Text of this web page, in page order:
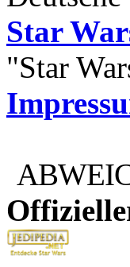
Star
"Star